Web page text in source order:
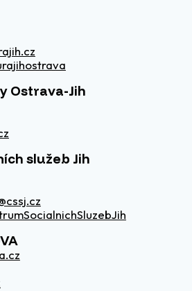
Ostrava-Jih
služeb Jih